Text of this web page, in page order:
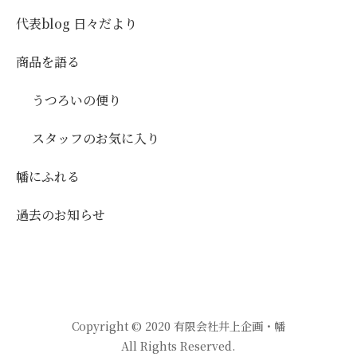
代表blog 日々だより
商品を語る
うつろいの便り
スタッフのお気に入り
幡にふれる
過去のお知らせ
Copyright © 2020 有限会社井上企画・幡
All Rights Reserved.